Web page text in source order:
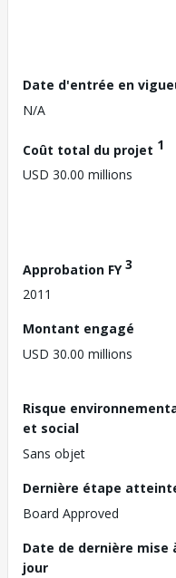
Date d'entrée en
N/A
Coût total du projet 1
USD 30.00 millions
Approbation FY3
2011
Montant engagé
USD 30.00 millions
Risque
et social
Sans objet
Dernière étape
Board Approved
Date de dernière mise
jour